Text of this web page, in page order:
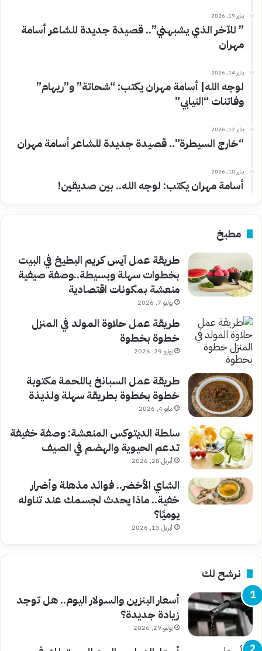
يناير 19, 2026
” للآخر الذي يشبهني”.. قصيدة جديدة للشاعر أسامة
مهران
يناير 14, 2026
لوجه الله| أسامة مهران يكتب: “شحاتة” و”ريهام”
وفاتنات “النيابي”
يناير 12, 2026
“خارج السيطرة”.. قصيدة جديدة للشاعر أسامة مهران
يناير 10, 2026
أسامة مهران يكتب: لوجه الله.. بين صديقين!
مطبخ
طريقة عمل آيس كريم البطيخ في البيت
بخطوات سهلة وبسيطة..وصفة صيفية
منعشة بمكونات اقتصادية
يوليو 7, 2026
طريقة عمل حلاوة المولد في المنزل
خطوة بخطوة
يونيو 29, 2026
طريقة عمل السبانخ باللحمة مكتوبة
خطوة بخطوة بطريقة سهلة ولذيذة
مايو 4, 2026
سلطة الديتوكس المنعشة: وصفة خفيفة
تدعم الحيوية والهضم في الصيف
أبريل 28, 2026
الشاي الأخضر.. فوائد مذهلة وأضرار
خفية.. ماذا يحدث لجسمك عند تناوله
يوميًا؟
أبريل 13, 2026
نرشح لك
أسعار البنزين والسولار اليوم.. هل توجد
زيادة جديدة؟
يوليو 29, 2026